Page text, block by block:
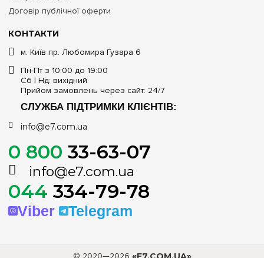
КОНТАКТИ
м. Київ пр. Любомира Гузара 6
Пн-Пт з 10:00 до 19:00
Сб | Нд: вихідний
Прийом замовлень через сайт: 24/7
СЛУЖБА ПІДТРИМКИ КЛІЄНТІВ:
info@e7.com.ua
0 800 33-63-07
info@e7.com.ua
044 334-79-78
Viber Telegram
Договір публічної оферти